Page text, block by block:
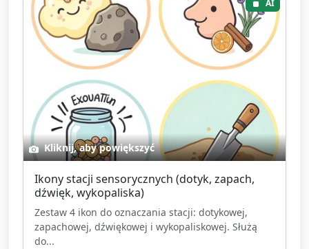
AI
Kliknij, aby powiększyć
Ikony stacji sensorycznych (dotyk, zapach,
dźwięk, wykopaliska)
Zestaw 4 ikon do oznaczania stacji: dotykowej,
zapachowej, dźwiękowej i wykopaliskowej. Służą
do...